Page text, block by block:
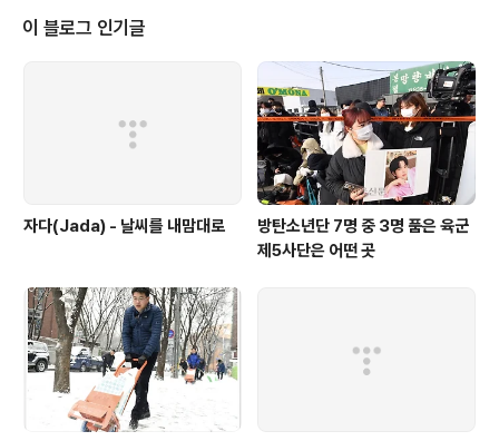
다. 한마디로 말해 100만원 투자하면 16만원에서 24만원
벌 수 있다는 말이다. 경제만 생각하는 대통령이라면 절대
로 이런 사업 안할 거라 확신한다. 원래 법적으로 500억
이상 사업은 예비타당성조사를 하도록 돼 있었는데 예비타
당성조사에서 쓰는 분석 가운데 하나가 바로 비용편익분석
이다. 하지만 이 정부 들..
이 블로그 인기글
자다(Jada) - 날씨를 내맘대로
방탄소년단 7명 중 3명 품은 육군
제5사단은 어떤 곳